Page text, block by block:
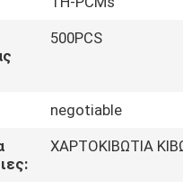
500PCS
negotiable
ΧΑΡΤΟΚΙΒΩΤΙΑ